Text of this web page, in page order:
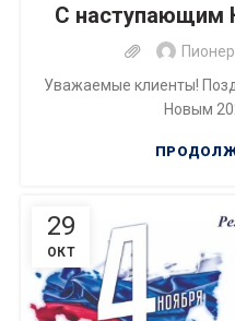
РЕМОНТ
С наступающим
Уважаемые клиенты!
Новым
29
ОКТ